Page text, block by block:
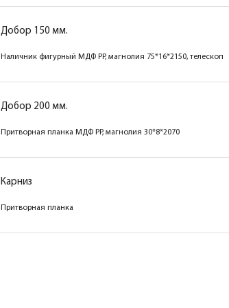
Добор 150 мм.
Наличник фигурный МДФ PP, магнолия 75*16*2150, телескоп
Добор 200 мм.
Притворная планка МДФ PP, магнолия 30*8*2070
Карниз
Притворная планка